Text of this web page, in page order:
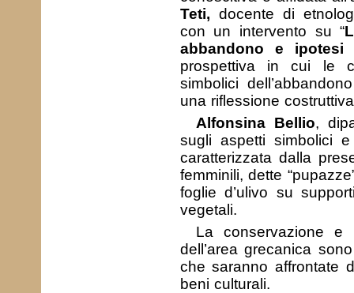
Teti, docente di
con un intervento su “
abbandono e ipotesi
prospettiva in cui le
simbolici
una riflessione
Alfonsina Bellio,
sugli aspetti simbolici
caratterizzata dalla
femminili, dette
foglie d’ulivo su
vegetali.
La conservazione e
dell’area grecanica
che saranno affrontate
beni culturali.